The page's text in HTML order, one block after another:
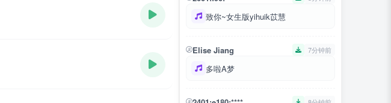
致你~女生版yihuik苡慧
Elise Jiang 7分钟前
多啦A梦